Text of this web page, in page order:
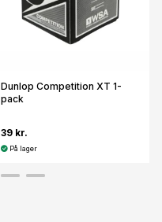
Dunlop Competition XT 1-
pack
39 kr.
På lager